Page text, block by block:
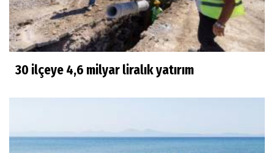
30 ilçeye 4,6 milyar liralık yatırım